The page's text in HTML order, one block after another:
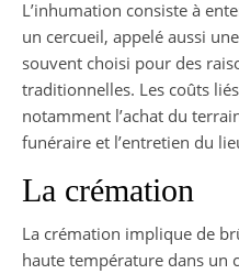
L’inhumation consiste à
un cercueil, appelé aussi une
souvent choisi pour des
traditionnelles. Les coûts
notamment l’achat du
funéraire et l’entretien du
La crémation
La crémation implique de
haute température dans un